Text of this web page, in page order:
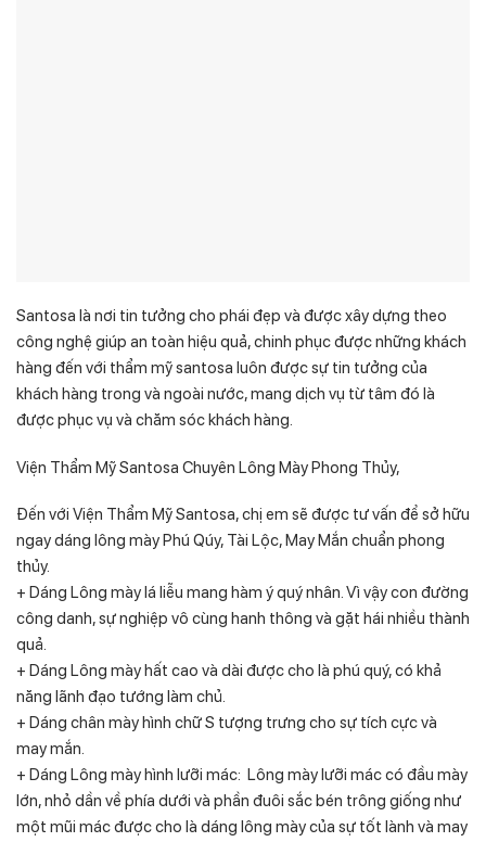
Santosa là nơi tin tưởng cho phái đẹp và được xây dựng theo
công nghệ giúp an toàn hiệu quả, chinh phục được những khách
hàng đến với thẩm mỹ santosa luôn được sự tin tưởng của
khách hàng trong và ngoài nước, mang dịch vụ từ tâm đó là
được phục vụ và chăm sóc khách hàng.
Viện Thẩm Mỹ Santosa Chuyên Lông Mày Phong Thủy,
Đến với Viện Thẩm Mỹ Santosa, chị em sẽ được tư vấn để sở hữu
ngay dáng lông mày Phú Qúy, Tài Lộc, May Mắn chuẩn phong
thủy.
+ Dáng Lông mày lá liễu mang hàm ý quý nhân. Vì vậy con đường
công danh, sự nghiệp vô cùng hanh thông và gặt hái nhiều thành
quả.
+ Dáng Lông mày hất cao và dài được cho là phú quý, có khả
năng lãnh đạo tướng làm chủ.
+ Dáng chân mày hình chữ S tượng trưng cho sự tích cực và
may mắn.
+ Dáng Lông mày hình lưỡi mác: Lông mày lưỡi mác có đầu mày
lớn, nhỏ dần về phía dưới và phần đuôi sắc bén trông giống như
một mũi mác được cho là dáng lông mày của sự tốt lành và may